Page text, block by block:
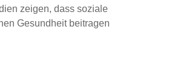
zeigen, dass soziale
Gesundheit beitragen